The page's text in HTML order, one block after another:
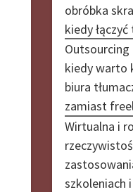
obróbka
kiedy
Outsourcing
kiedy warto
biura
zamiast
Wirtualna i
szkoleniach